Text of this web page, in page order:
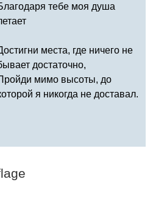
тебе моя душа
места, где ничего не
достаточно,
мимо высоты, до
я никогда не доставал.